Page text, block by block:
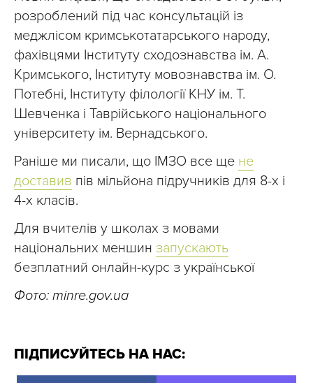
розроблений під час консультацій із
меджлісом кримськотатарського народу,
фахівцями Інституту сходознавства ім. А.
Кримського, Інституту мовознавства ім. О.
Потебні, Інституту філології КНУ ім. Т.
Шевченка і Таврійського національного
університету ім. Вернадського.
Раніше ми писали, що ІМЗО все ще не
доставив пів мільйона підручників для 8-х і
4-х класів.
Для вчителів у школах з мовами
національних меншин запускають
безплатний онлайн-курс з української
Фото: minre.gov.ua
ПІДПИСУЙТЕСЬ НА НАС: